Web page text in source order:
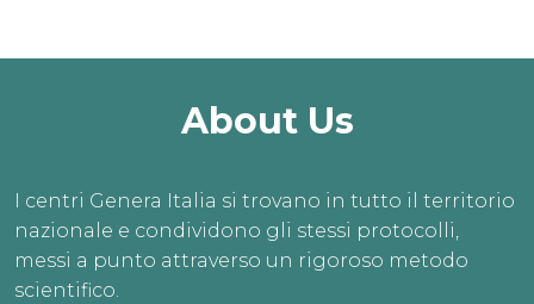
About Us
I centri Genera Italia si trovano in tutto il territorio
nazionale e condividono gli stessi protocolli,
messi a punto attraverso un rigoroso metodo
scientifico.